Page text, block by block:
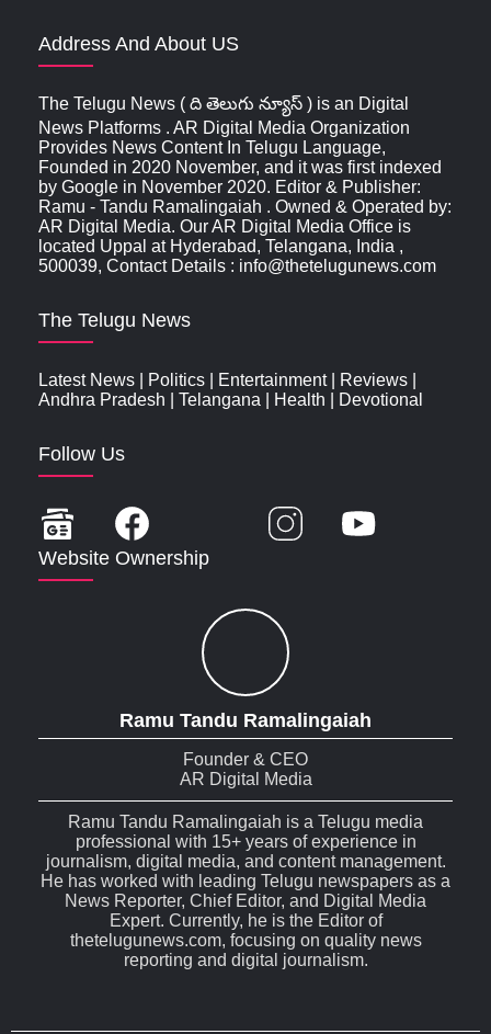
Address And About US
The Telugu News ( ది తెలుగు న్యూస్‌ ) is an Digital
News Platforms . AR Digital Media Organization
Provides News Content In Telugu Language,
Founded in 2020 November, and it was first indexed
by Google in November 2020. Editor & Publisher:
Ramu - Tandu Ramalingaiah . Owned & Operated by:
AR Digital Media. Our AR Digital Media Office is
located Uppal at Hyderabad, Telangana, India ,
500039, Contact Details : info@thetelugunews.com
The Telugu News
Latest News Politics Entertainment| Reviews
Andhra Pradesh
Telangana Health Devotional
Follow Us
Website Ownership
Ramu Tandu Ramalingaiah
Founder & CEO
AR Digital Media
Ramu Tandu Ramalingaiah is a Telugu media
professional with 15+ years of experience in
journalism, digital media, and content management.
He has worked with leading Telugu newspapers as a
News Reporter, Chief Editor, and Digital Media
Expert. Currently, he is the Editor of
thetelugunews.com, focusing on quality news
reporting and digital journalism.